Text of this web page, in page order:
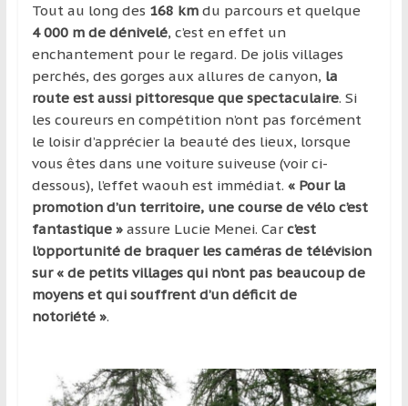
Tout au long des 168 kmdu parcours et quelque
4 000 m de dénivelé, c’est en effet un
enchantement pour le regard. De jolis villages
perchés, des gorges aux allures de canyon, la
route est aussi pittoresque que spectaculaire. Si
les coureurs en compétition n’ont pas forcément
le loisir d’apprécier la beauté des lieux, lorsque
vous êtes dans une voiture suiveuse (voir ci-
dessous), l’effet waouh est immédiat. « Pour la
promotion d’un territoire, une course de vélo c’est
fantastique »assure Lucie Menei. Car c’est
l’opportunité de braquer les caméras de télévision
sur « de petits villages qui n’ont pas beaucoup de
moyens et qui souffrent d’un déficit de
notoriété ».